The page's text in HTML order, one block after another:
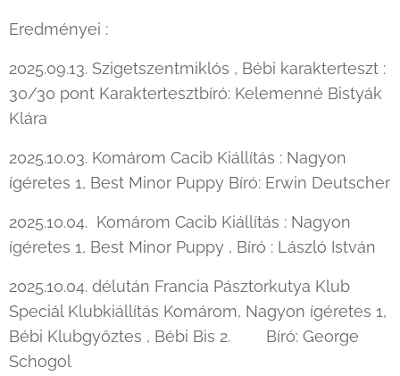
Eredményei :
2025.09.13. Szigetszentmiklós , Bébi karakterteszt :
30/30 pont Karaktertesztbíró: Kelemenné Bistyák
Klára
2025.10.03. Komárom Cacib Kiállítás : Nagyon
ígéretes 1, Best Minor Puppy Bíró: Erwin Deutscher
2025.10.04. Komárom Cacib Kiállítás : Nagyon
ígéretes 1, Best Minor Puppy , Bíró : László István
2025.10.04. délután Francia Pásztorkutya Klub
Speciál Klubkiállítás Komárom, Nagyon ígéretes 1,
Bébi Klubgyőztes , Bébi Bis 2. Bíró: George
Schogol